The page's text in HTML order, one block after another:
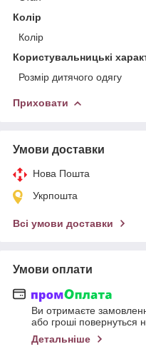
Колір
Колір
Користувальницькі
Розмір дитячого одягу
Приховати
Умови доставки
Нова Пошта
Укрпошта
Всі умови доставки
Умови оплати
Ви отримаєте
або гроші повернуться
Детальніше